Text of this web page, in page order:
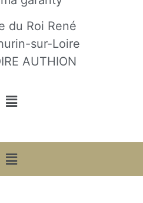
du Roi René
sur-Loire
AUTHION